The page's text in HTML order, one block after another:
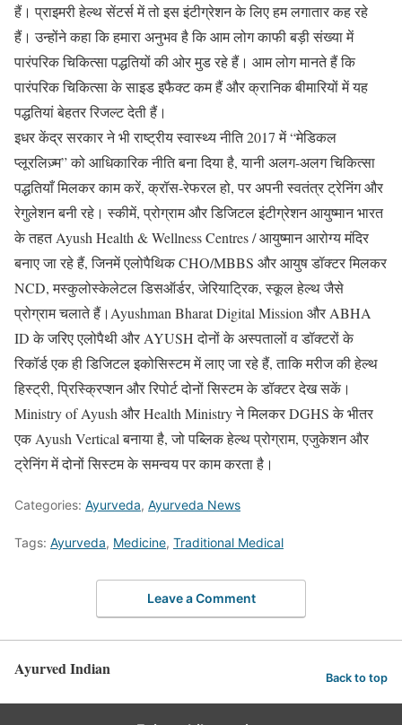
हैं। प्राइमरी हेल्थ सेंटर्स में तो इस इंटीग्रेशन के लिए हम लगातार कह रहे
हैं। उन्होंने कहा कि हमारा अनुभव है कि आम लोग काफी बड़ी संख्या में
पारंपरिक चिकित्सा पद्धतियों की ओर मुड रहे हैं। आम लोग मानते हैं कि
पारंपरिक चिकित्सा के साइड इफैक्ट कम हैं और क्रानिक बीमारियों में यह
पद्धतियां बेहतर रिजल्ट देती हैं।
इधर केंद्र सरकार ने भी राष्ट्रीय स्वास्थ्य नीति 2017 में “मेडिकल
प्लूरलिज़्म” को आधिकारिक नीति बना दिया है, यानी अलग-अलग चिकित्सा
पद्धतियाँ मिलकर काम करें, क्रॉस-रेफरल हो, पर अपनी स्वतंत्र ट्रेनिंग और
रेगुलेशन बनी रहे। स्कीमें, प्रोग्राम और डिजिटल इंटीग्रेशन आयुष्मान भारत
के तहत Ayush Health & Wellness Centres / आयुष्मान आरोग्य मंदिर
बनाए जा रहे हैं, जिनमें एलोपैथिक CHO/MBBS और आयुष डॉक्टर मिलकर
NCD, मस्कुलोस्केलेटल डिसऑर्डर, जेरियाट्रिक, स्कूल हेल्थ जैसे
प्रोग्राम चलाते हैं।Ayushman Bharat Digital Mission और ABHA
ID के जरिए एलोपैथी और AYUSH दोनों के अस्पतालों व डॉक्टरों के
रिकॉर्ड एक ही डिजिटल इकोसिस्टम में लाए जा रहे हैं, ताकि मरीज की हेल्थ
हिस्ट्री, प्रिस्क्रिप्शन और रिपोर्ट दोनों सिस्टम के डॉक्टर देख सकें।
Ministry of Ayush और Health Ministry ने मिलकर DGHS के भीतर
एक Ayush Vertical बनाया है, जो पब्लिक हेल्थ प्रोग्राम, एजुकेशन और
ट्रेनिंग में दोनों सिस्टम के समन्वय पर काम करता है।
Categories: Ayurveda, Ayurveda News
Tags: Ayurveda, Medicine, Traditional Medical
Leave a Comment
Ayurved Indian Back to top